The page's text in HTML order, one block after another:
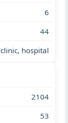
6
44
clinic, hospital
2104
53